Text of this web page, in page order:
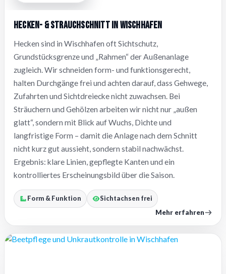
Hecken- & Strauchschnitt in Wischhafen
Hecken sind in Wischhafen oft Sichtschutz,
Grundstücksgrenze und „Rahmen“ der Außenanlage
zugleich. Wir schneiden form- und funktionsgerecht,
halten Durchgänge frei und achten darauf, dass Gehwege,
Zufahrten und Sichtdreiecke nicht zuwachsen. Bei
Sträuchern und Gehölzen arbeiten wir nicht nur „außen
glatt“, sondern mit Blick auf Wuchs, Dichte und
langfristige Form – damit die Anlage nach dem Schnitt
nicht kurz gut aussieht, sondern stabil nachwächst.
Ergebnis: klare Linien, gepflegte Kanten und ein
kontrolliertes Erscheinungsbild über die Saison.
Form & Funktion Sichtachsen frei
Mehr erfahren